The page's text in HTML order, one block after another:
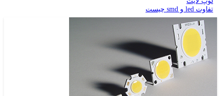
تفاوت led و smd چیست